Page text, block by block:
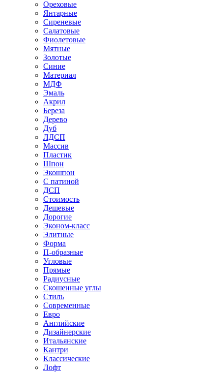
Ореховые
Янтарные
Сиреневые
Салатовые
Фиолетовые
Мятные
Золотые
Синие
Материал
МДФ
Эмаль
Акрил
Береза
Дерево
Дуб
ЛДСП
Массив
Пластик
Шпон
Экошпон
С патиной
ДСП
Стоимость
Дешевые
Дорогие
Эконом-класс
Элитные
Форма
П-образные
Угловые
Прямые
Радиусные
Скошенные углы
Стиль
Современные
Евро
Английские
Дизайнерские
Итальянские
Кантри
Классические
Лофт